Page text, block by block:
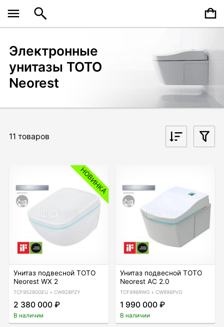
Электронные
унитазы TOTO
Neorest
11 товаров
НОВИНКА
Унитаз подвесной TOTO
Neorest WX 2
TCF95280GEU + CW928PZY
2 380 000 ₽
В наличии
Унитаз подвесной TOTO
Neorest AC 2.0
TCF996RWG + CW996PVD
1 990 000 ₽
В наличии